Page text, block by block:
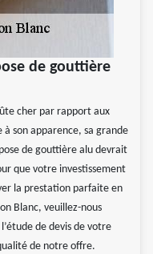
de gouttière
cher par rapport aux
à son apparence, sa grande
de gouttière alu devrait
que votre investissement
la prestation parfaite en
Blanc, veuillez-nous
de devis de votre
de notre offre.